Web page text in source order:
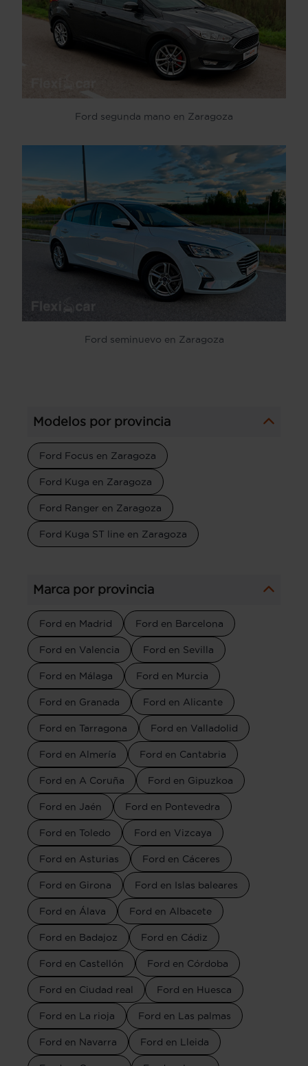
Ford segunda mano en Zaragoza
Ford seminuevo en Zaragoza
Modelos por provincia
Ford Focus en Zaragoza
Ford Kuga en Zaragoza
Ford Ranger en Zaragoza
Ford Kuga ST line en Zaragoza
Marca por provincia
Ford en Madrid Ford en Barcelona
Ford en Valencia Ford en Sevilla
Ford en Málaga Ford en Murcia
Ford en Granada Ford en Alicante
Ford en Tarragona Ford en Valladolid
Ford en Almería Ford en Cantabria
Ford en A Coruña Ford en Gipuzkoa
Ford en Jaén Ford en Pontevedra
Ford en Toledo Ford en Vizcaya
Ford en Asturias Ford en Cáceres
Ford en Girona Ford en Islas baleares
Ford en Álava Ford en Albacete
Ford en Badajoz Ford en Cádiz
Ford en Castellón Ford en Córdoba
Ford en Ciudad real Ford en Huesca
Ford en La rioja Ford en Las palmas
Ford en Navarra Ford en Lleida